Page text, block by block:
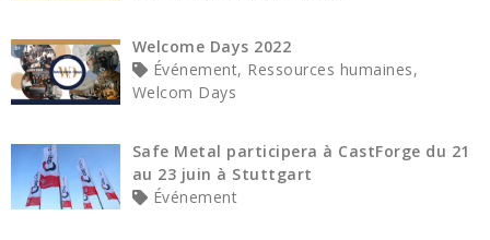
Welcome Days 2022
Événement, Ressources humaines,
Welcom Days
Safe Metal participera à CastForge du 21
au 23 juin à Stuttgart
Événement